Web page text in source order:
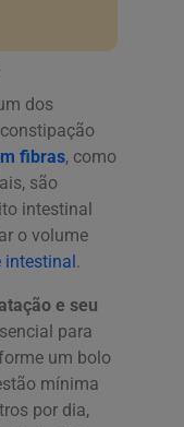
dos
fibras, como
são
intestinal
o volume
intestinal.
e seu
para
um bolo
mínima
por dia,